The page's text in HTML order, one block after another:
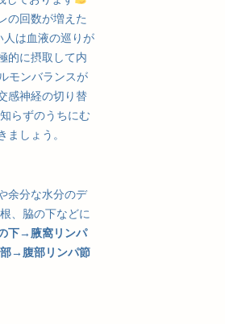
の回数が増えた
人は血液の巡りが
的に摂取して内
モンバランスが
感神経の切り替
らずのうちにむ
しょう。
余分な水分のデ
、脇の下などに
下→腋窩リンパ
部→腹部リンパ節